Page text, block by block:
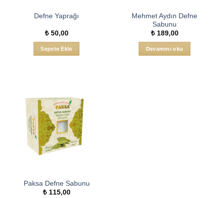
Defne Yaprağı
₺50,00
Sepete Ekle
Mehmet Aydın Defne
Sabunu
₺189,00
Devamını oku
Paksa Defne Sabunu
₺115,00